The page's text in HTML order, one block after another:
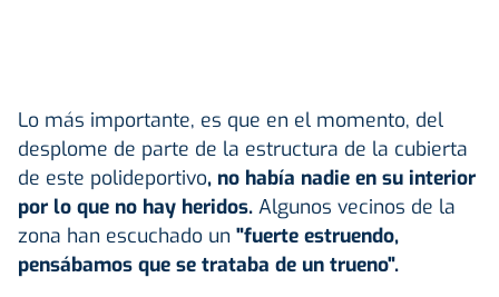
Lo más importante, es que en el momento, del
desplome de parte de la estructura de la cubierta
de este polideportivo, no había nadie en su interior
por lo que no hay heridos. Algunos vecinos de la
zona han escuchado un "fuerte estruendo,
pensábamos que se trataba de un trueno".